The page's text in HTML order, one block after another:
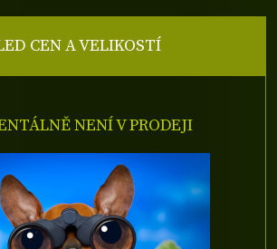
CEN A VELIKOSTÍ
NENÍ V PRODEJI